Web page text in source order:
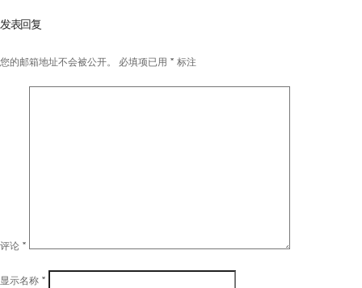
发表回复
您的邮箱地址不会被公开。 必填项已用 * 标注
评论 *
显示名称 *